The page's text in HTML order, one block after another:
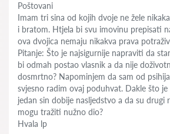
Poštovani
Imam tri sina od kojih dvoje ne žele
i bratom. Htjela bi svu imovinu prepisati
ova dvojica nemaju nikakva prava
Pitanje: Što je najsigurnije napraviti da
bi odmah postao vlasnik a da nije
dosmrtno? Napominjem da sam od
svjesno radim ovaj poduhvat. Dakle što
jedan sin dobije nasljedstvo a da su drugi
mogu tražiti nužno dio?
Hvala lp